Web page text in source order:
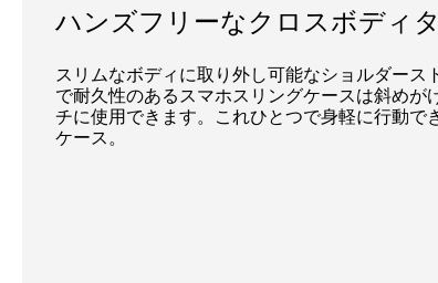
ハンズフリーなクロスボディ
スリムなボディに取り外し可能なショルダース
で耐久性のあるスマホスリングケースは斜めが
チに使用できます。これひとつで身軽に行動で
ケース。